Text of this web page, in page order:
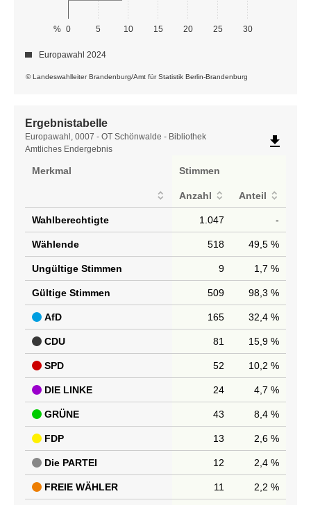
0 5 10 15 20 25 30
%
© Landeswahlleiter Brandenburg/Amt für Statistik Berlin-Brandenburg
Europawahl 2024
Ergebnistabelle
Ergebnistabelle
Europawahl, 0007 - OT Schönwalde - Bibliothek
Amtliches Endergebnis
file_download
Merkmal Stimmen
Anzahl Anteil
Wahlberechtigte 1.047 -
Wählende 518 49,5 %
Ungültige Stimmen 9 1,7 %
Gültige Stimmen 509 98,3 %
AfD 165 32,4 %
CDU 81 15,9 %
SPD 52 10,2 %
DIE LINKE 24 4,7 %
GRÜNE 43 8,4 %
FDP 13 2,6 %
Die PARTEI 12 2,4 %
FREIE WÄHLER 11 2,2 %